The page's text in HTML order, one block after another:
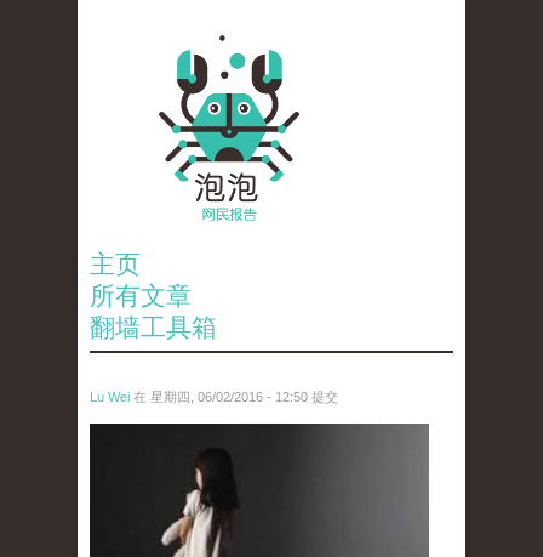
主页
所有文章
翻墙工具箱
Lu Wei 在 星期四, 06/02/2016 - 12:50 提交